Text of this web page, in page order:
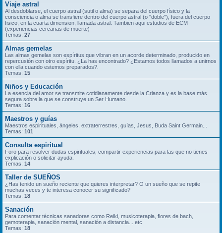
Viaje astral
Al desdoblarse, el cuerpo astral (sutil o alma) se separa del cuerpo físico y la
consciencia o alma se transfiere dentro del cuerpo astral (o "doble"), fuera del cuerpo
fisico, en la cuarta dimension, llamada astral. Tambien aqui estudios de ECM
(experiencias cercanas de muerte)
Temas: 27
Almas gemelas
Las almas gemelas son espíritus que vibran en un acorde determinado, producido en
repercusión con otro espíritu. ¿La has encontrado? ¿Estamos todos llamados a unirnos
con ella cuando estemos preparados?.
Temas: 15
Niños y Educación
La esencia del amor se transmite cotidianamente desde la Crianza y es la base más
segura sobre la que se construye un Ser Humano.
Temas: 16
Maestros y guías
Maestros espirituales, ángeles, extraterrestres, guías, Jesus, Buda Saint Germain...
Temas: 101
Consulta espiritual
Foro para resolver dudas espirituales, compartir experiencias para las que no tienes
explicación o solicitar ayuda.
Temas: 14
Taller de SUEÑOS
¿Has tenido un sueño reciente que quieres interpretar? O un sueño que se repite
muchas veces y te interesa conocer su significado?
Temas: 18
Sanación
Para comentar técnicas sanadoras como Reiki, musicoterapia, flores de bach,
gemoterapia, sanación mental, sanación a distancia... etc
Temas: 18